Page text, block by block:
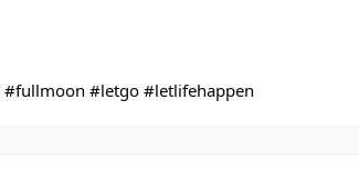
#fullmoon #letgo #letlifehappen